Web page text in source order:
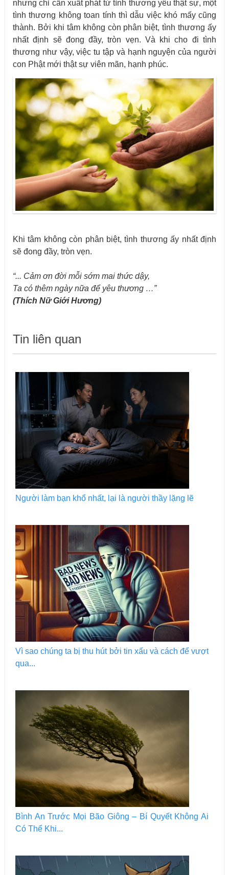
nhưng chỉ cần xuất phát từ tình thương yêu thật sự, một
tình thương không toan tính thì dẫu việc khó mấy cũng
thành. Bởi khi tâm không còn phân biệt, tình thương ấy
nhất định sẽ đong đầy, tròn vẹn. Và khi cho đi tình
thương như vậy, việc tu tập và hạnh nguyện của người
con Phật mới thật sự viên mãn, hạnh phúc.
Khi tâm không còn phân biệt, tình thương ấy nhất định
sẽ đong đầy, tròn vẹn.
“... Cảm ơn đời mỗi sớm mai thức dậy,
Ta có thêm ngày nữa để yêu thương …”
(Thích Nữ Giới Hương)
Tin liên quan
Người làm bạn khổ nhất, lại là người thầy lặng lẽ
Vì sao chúng ta bị thu hút bởi tin xấu và cách để vượt
qua...
Bình An Trước Mọi Bão Giông – Bí Quyết Không Ai
Có Thể Khi...